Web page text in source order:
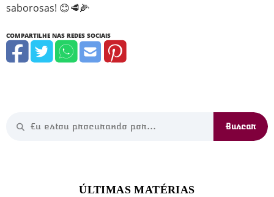
saborosas! 😊🥩🌽